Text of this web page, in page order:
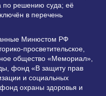
по решению суда; её
в перечень
Минюстом РФ
просветительское,
общество «Мемориал»,
фонд «В защиту прав
и социальных
охраны здоровья и